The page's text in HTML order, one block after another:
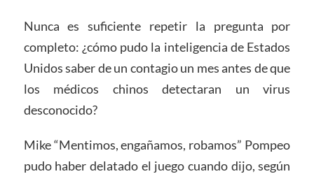
Nunca es suficiente repetir la pregunta por
completo: ¿cómo pudo la inteligencia de Estados
Unidos saber de un contagio un mes antes de que
los médicos chinos detectaran un virus
desconocido?
Mike “Mentimos, engañamos, robamos” Pompeo
pudo haber delatado el juego cuando dijo, según